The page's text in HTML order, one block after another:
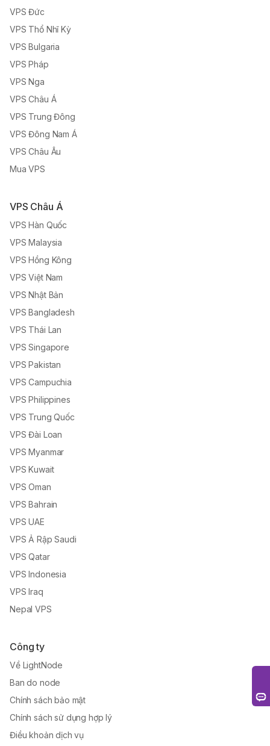
VPS Đức
VPS Thổ Nhĩ Kỳ
VPS Bulgaria
VPS Pháp
VPS Nga
VPS Châu Á
VPS Trung Đông
VPS Đông Nam Á
VPS Châu Âu
Mua VPS
VPS Châu Á
VPS Hàn Quốc
VPS Malaysia
VPS Hồng Kông
VPS Việt Nam
VPS Nhật Bản
VPS Bangladesh
VPS Thái Lan
VPS Singapore
VPS Pakistan
VPS Campuchia
VPS Philippines
VPS Trung Quốc
VPS Đài Loan
VPS Myanmar
VPS Kuwait
VPS Oman
VPS Bahrain
VPS UAE
VPS Ả Rập Saudi
VPS Qatar
VPS Indonesia
VPS Iraq
Nepal VPS
Công ty
Về LightNode
Ban do node
Chính sách bảo mật
Chính sách sử dụng hợp lý
Điều khoản dịch vụ